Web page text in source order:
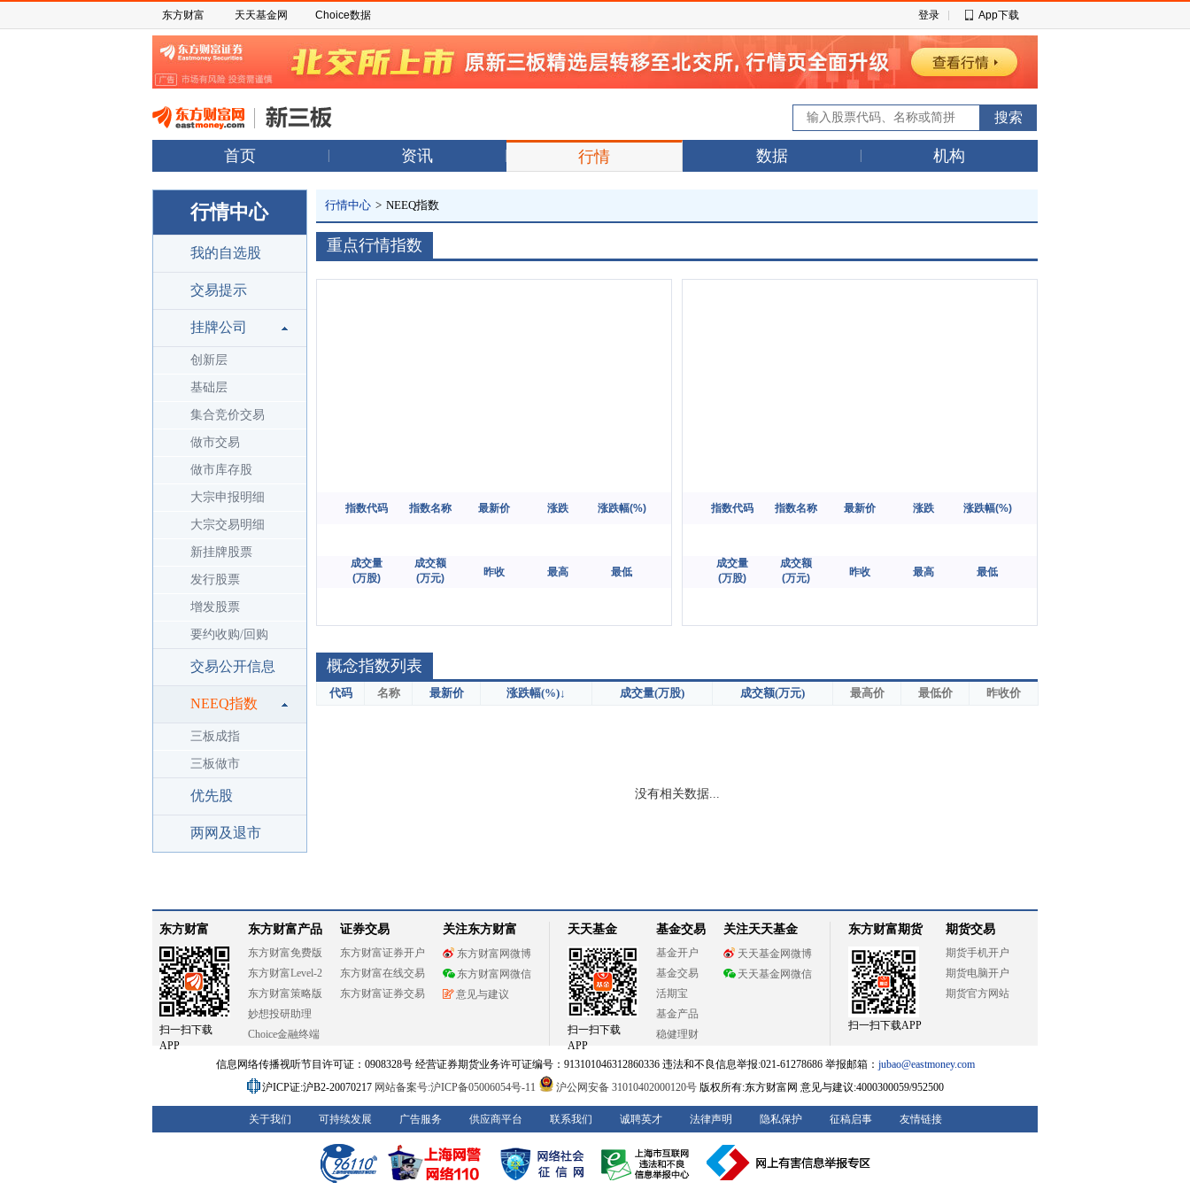
东方财富 天天基金网 Choice数据 登录 App下载
首页 资讯 行情 数据 机构
行情中心
我的自选股
交易提示
挂牌公司
创新层
基础层
集合竞价交易
做市交易
做市库存股
大宗申报明细
大宗交易明细
新挂牌股票
发行股票
增发股票
要约收购/回购
交易公开信息
NEEQ指数
三板成指
三板做市
优先股
两网及退市
行情中心 > NEEQ指数
重点行情指数
指数代码 指数名称 最新价 涨跌 涨跌幅(%)
成交量
(万股)
成交额
(万元)
昨收 最高 最低
指数代码 指数名称 最新价 涨跌 涨跌幅(%)
成交量
(万股)
成交额
(万元)
昨收 最高 最低
概念指数列表
代码 名称 最新价 涨跌幅(%)↓ 成交量(万股) 成交额(万元) 最高价 最低价 昨收价
没有相关数据...
东方财富
扫一扫下载
APP
东方财富产品
东方财富免费版
东方财富Level-2
东方财富策略版
妙想投研助理
Choice金融终端
证券交易
东方财富证券开户
东方财富在线交易
东方财富证券交易
关注东方财富
东方财富网微博
东方财富网微信
意见与建议
天天基金
扫一扫下载
APP
基金交易
基金开户
基金交易
活期宝
基金产品
稳健理财
关注天天基金
天天基金网微博
天天基金网微信
东方财富期货
扫一扫下载APP
期货交易
期货手机开户
期货电脑开户
期货官方网站
信息网络传播视听节目许可证：0908328号 经营证券期货业务许可证编号：913101046312860336 违法和不良信息举报:021-61278686 举报邮箱： jubao@eastmoney.com
沪ICP证:沪B2-20070217 网站备案号:沪ICP备05006054号-11 沪公网安备 31010402000120号版权所有:东方财富网 意见与建议:4000300059/952500
关于我们 可持续发展 广告服务 供应商平台 联系我们 诚聘英才 法律声明 隐私保护 征稿启事 友情链接